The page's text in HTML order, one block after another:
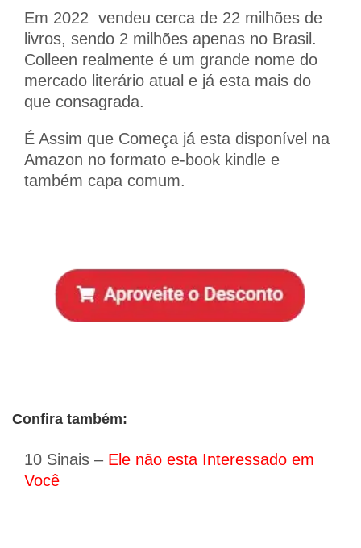
Em 2022 vendeu cerca de 22 milhões de
livros, sendo 2 milhões apenas no Brasil.
Colleen realmente é um grande nome do
mercado literário atual e já esta mais do
que consagrada.
É Assim que Começa já esta disponível na
Amazon no formato e-book kindle e
também capa comum.
Confira também:
10 Sinais – Ele não esta Interessado em
Você